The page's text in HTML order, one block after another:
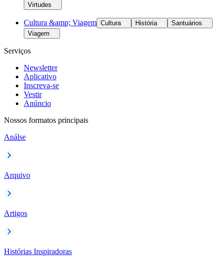
Virtudes
Cultura &amp; Viagem Cultura História
Santuários
Viagem
Serviços
Newsletter
Aplicativo
Inscreva-se
Vestir
Anúncio
Nossos formatos principais
Análse
Arquivo
Artigos
Histórias Inspiradoras